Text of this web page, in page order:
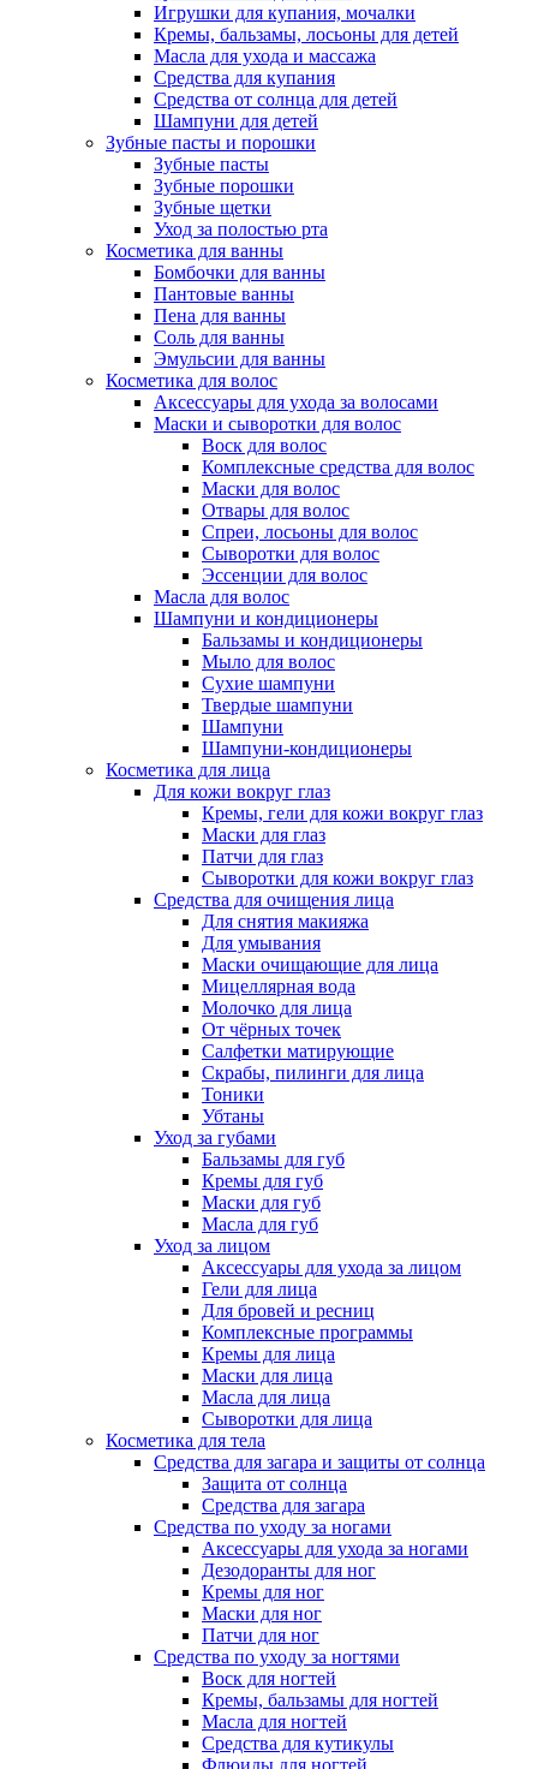
Игрушки для купания, мочалки
Кремы, бальзамы, лосьоны для детей
Масла для ухода и массажа
Средства для купания
Средства от солнца для детей
Шампуни для детей
Зубные пасты и порошки
Зубные пасты
Зубные порошки
Зубные щетки
Уход за полостью рта
Косметика для ванны
Бомбочки для ванны
Пантовые ванны
Пена для ванны
Соль для ванны
Эмульсии для ванны
Косметика для волос
Аксессуары для ухода за волосами
Маски и сыворотки для волос
Воск для волос
Комплексные средства для волос
Маски для волос
Отвары для волос
Спреи, лосьоны для волос
Сыворотки для волос
Эссенции для волос
Масла для волос
Шампуни и кондиционеры
Бальзамы и кондиционеры
Мыло для волос
Сухие шампуни
Твердые шампуни
Шампуни
Шампуни-кондиционеры
Косметика для лица
Для кожи вокруг глаз
Кремы, гели для кожи вокруг глаз
Маски для глаз
Патчи для глаз
Сыворотки для кожи вокруг глаз
Средства для очищения лица
Для снятия макияжа
Для умывания
Маски очищающие для лица
Мицеллярная вода
Молочко для лица
От чёрных точек
Салфетки матирующие
Скрабы, пилинги для лица
Тоники
Убтаны
Уход за губами
Бальзамы для губ
Кремы для губ
Маски для губ
Масла для губ
Уход за лицом
Аксессуары для ухода за лицом
Гели для лица
Для бровей и ресниц
Комплексные программы
Кремы для лица
Маски для лица
Масла для лица
Сыворотки для лица
Косметика для тела
Средства для загара и защиты от солнца
Защита от солнца
Средства для загара
Средства по уходу за ногами
Аксессуары для ухода за ногами
Дезодоранты для ног
Кремы для ног
Маски для ног
Патчи для ног
Средства по уходу за ногтями
Воск для ногтей
Кремы, бальзамы для ногтей
Масла для ногтей
Средства для кутикулы
Флюиды для ногтей